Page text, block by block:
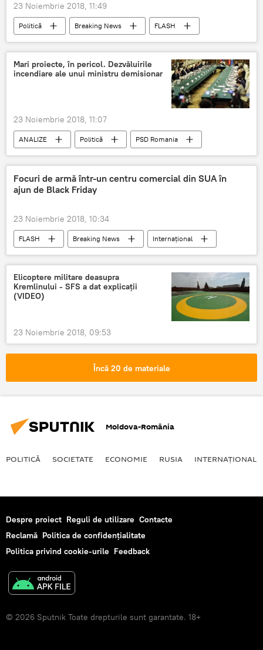
23 Noiembrie 2018, 11:49
Politică Breaking News
FLASH
PSD Romania
Mari proiecte, în pericol. Dezvăluirile
incendiare ale unui ministru demisionar
23 Noiembrie 2018, 11:07
ANALIZE Politică
PSD Romania
FLASH
ministrul transporturilor
Autostrăzi
Bani
Focuri de armă într-un centru comercial din SUA în
ajun de Black Friday
23 Noiembrie 2018, 10:34
FLASH Breaking News Internaţional
Elicoptere militare deasupra
Kremlinului - SFS a dat explicații
(VIDEO)
23 Noiembrie 2018, 09:53
Încă 20 de materiale
Moldova-România
POLITICĂ SOCIETATE ECONOMIE RUSIA INTERNAŢIONAL
Despre proiect Reguli de utilizare Contacte
Reclamă Politica de confidențialitate
Politica privind cookie-urile Feedback
© 2026 Sputnik Toate drepturile sunt garantate. 18+